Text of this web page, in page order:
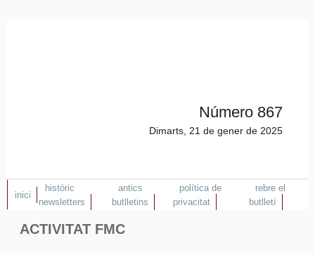
Número 867
Dimarts, 21 de gener de 2025
inici
històric
newsletters
antics
butlletins
política de
privacitat
rebre el
butlletí
ACTIVITAT FMC